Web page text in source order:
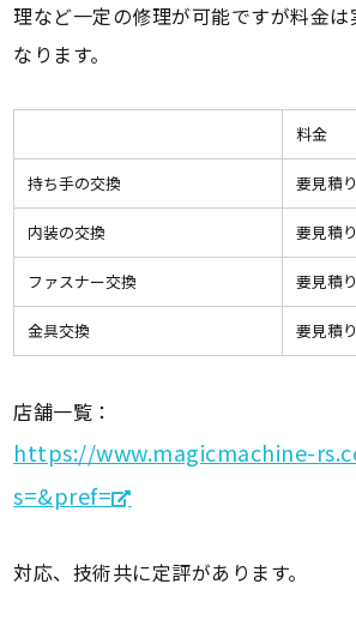
理など一定の修理が可能ですが料金
なります。
料金
持ち手の交換 要見積り
内装の交換 要見積り
ファスナー交換 要見積り
金具交換 要見積
店舗一覧：
https://www.magicmachine-
s=&pref=
対応、技術共に定評があります。